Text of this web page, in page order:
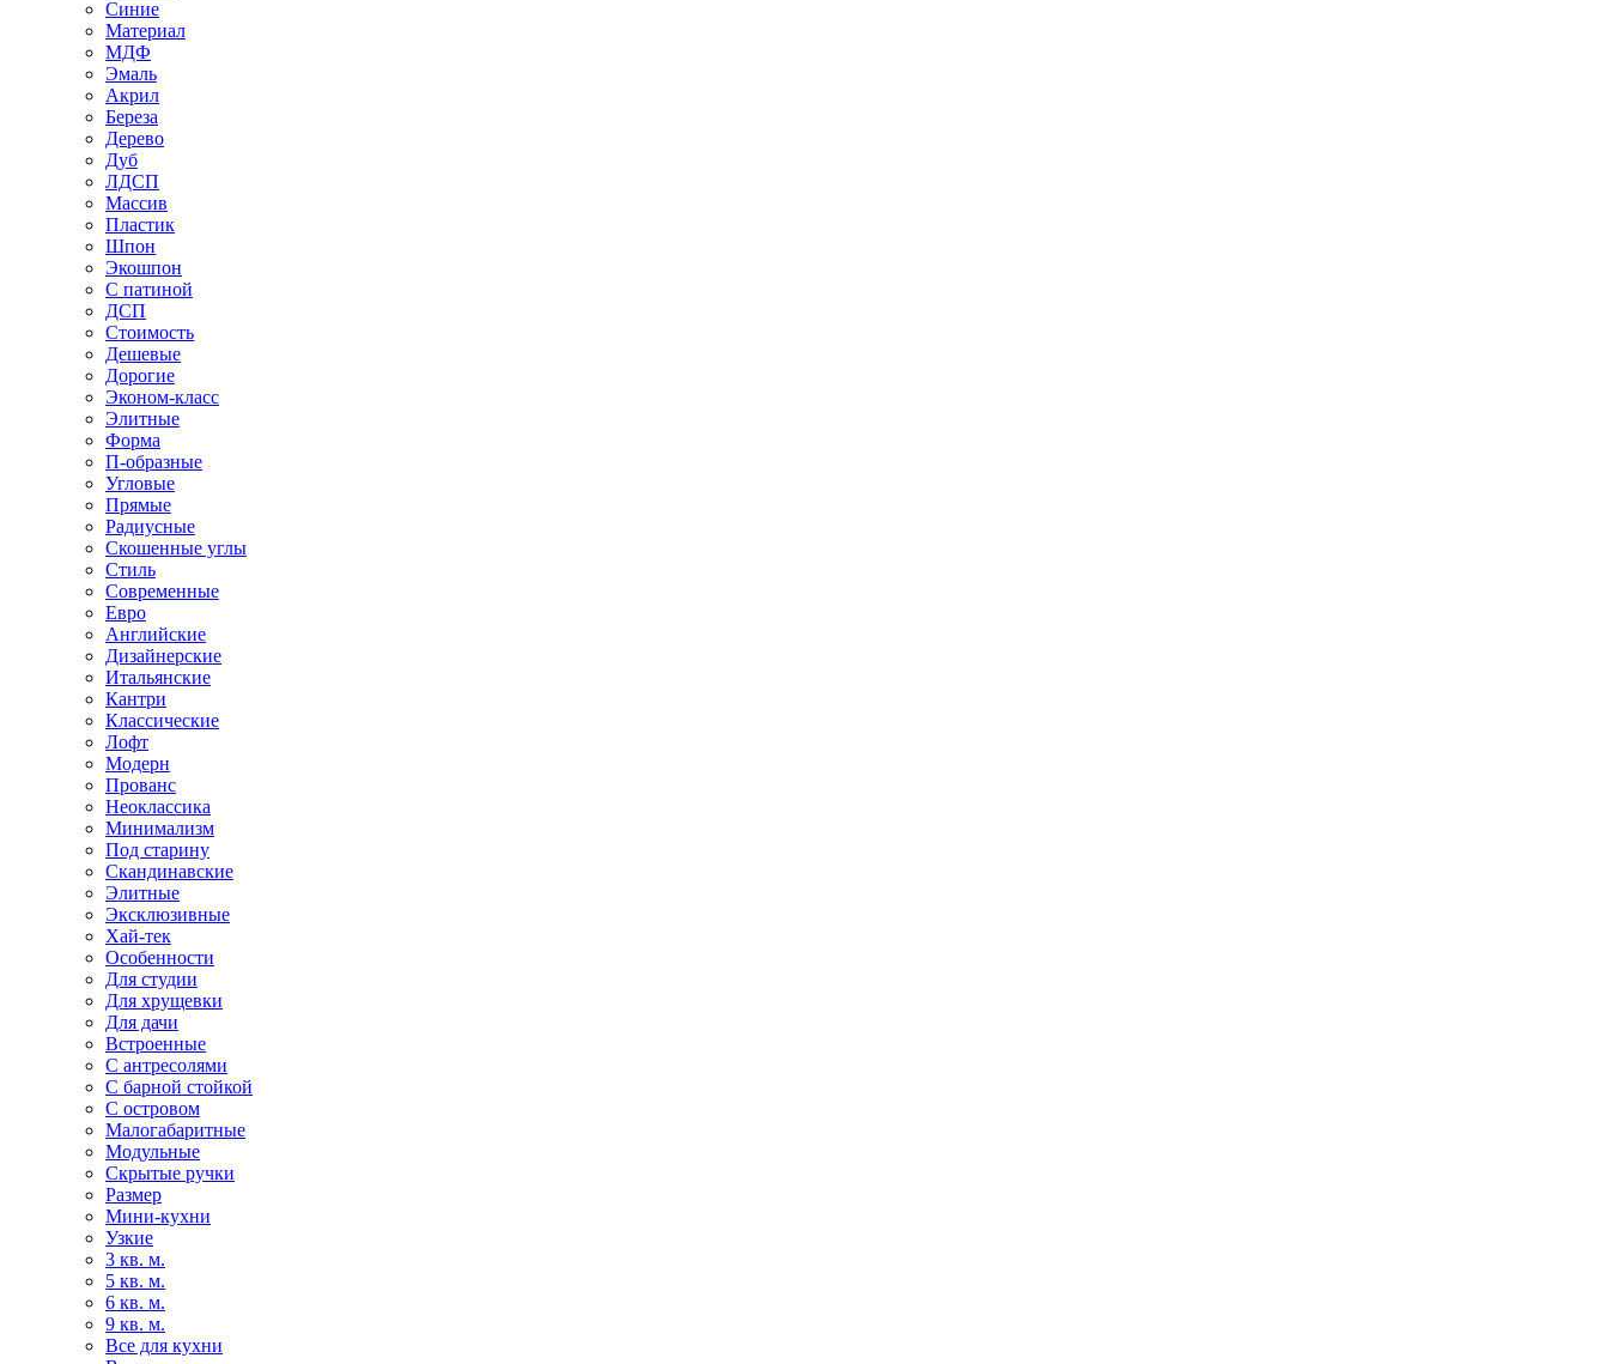
Синие
Материал
МДФ
Эмаль
Акрил
Береза
Дерево
Дуб
ЛДСП
Массив
Пластик
Шпон
Экошпон
С патиной
ДСП
Стоимость
Дешевые
Дорогие
Эконом-класс
Элитные
Форма
П-образные
Угловые
Прямые
Радиусные
Скошенные углы
Стиль
Современные
Евро
Английские
Дизайнерские
Итальянские
Кантри
Классические
Лофт
Модерн
Прованс
Неоклассика
Минимализм
Под старину
Скандинавские
Элитные
Эксклюзивные
Хай-тек
Особенности
Для студии
Для хрущевки
Для дачи
Встроенные
С антресолями
С барной стойкой
С островом
Малогабаритные
Модульные
Скрытые ручки
Размер
Мини-кухни
Узкие
3 кв. м.
5 кв. м.
6 кв. м.
9 кв. м.
Все для кухни